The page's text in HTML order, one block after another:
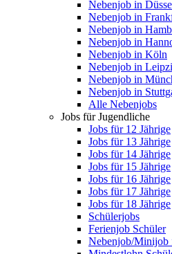
Nebenjob in
Nebenjob in
Nebenjob in
Nebenjob in
Nebenjob in Köln
Nebenjob in
Nebenjob in
Nebenjob in
Alle Nebenjobs
Jobs für Jugendliche
Jobs für 12 Jährige
Jobs für 13 Jährige
Jobs für 14 Jährige
Jobs für 15 Jährige
Jobs für 16 Jährige
Jobs für 17 Jährige
Jobs für 18 Jährige
Schülerjobs
Ferienjob Schüler
Nebenjob/Minijob